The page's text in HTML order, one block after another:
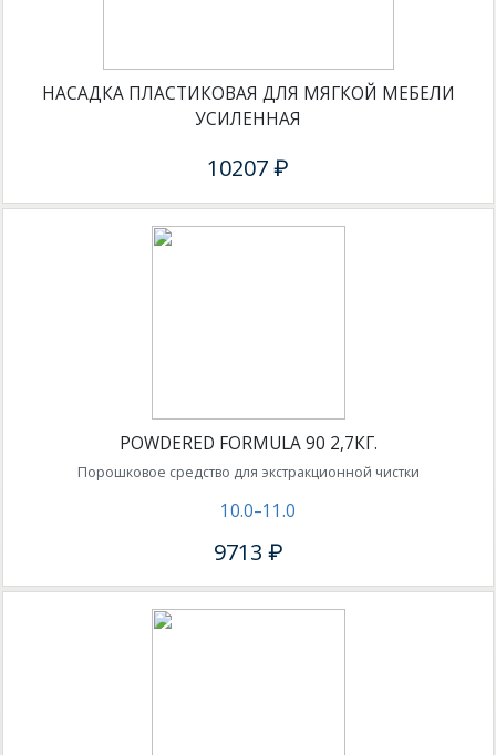
НАСАДКА ПЛАСТИКОВАЯ ДЛЯ МЯГКОЙ МЕБЕЛИ
УСИЛЕННАЯ
10207 ₽
POWDERED FORMULA 90 2,7КГ.
Порошковое средство для экстракционной чистки
10.0–11.0
9713 ₽